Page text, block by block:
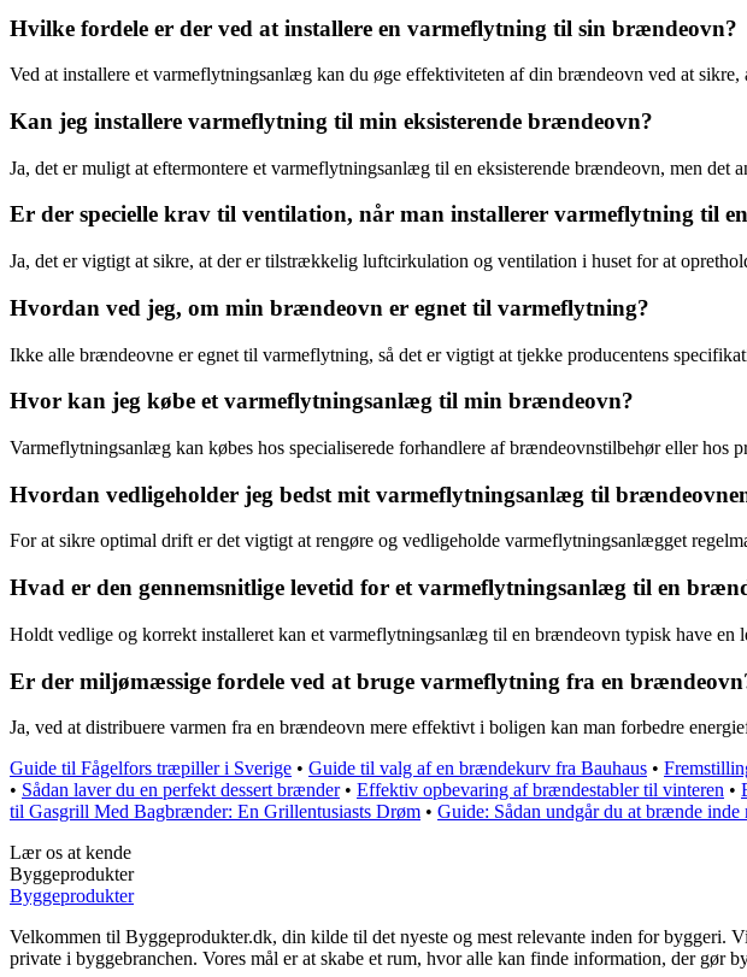
Hvilke fordele er der ved at installere en varmeflytning til sin brændeovn?
Ved at installere et varmeflytningsanlæg kan du øge effektiviteten af din brændeovn ved at
Kan jeg installere varmeflytning til min eksisterende brændeovn?
Ja, det er muligt at eftermontere et varmeflytningsanlæg til en eksisterende brændeovn, men det
Er der specielle krav til ventilation, når man installerer varmeflytning til
Ja, det er vigtigt at sikre, at der er tilstrækkelig luftcirkulation og ventilation i huset for at
Hvordan ved jeg, om min brændeovn er egnet til varmeflytning?
Ikke alle brændeovne er egnet til varmeflytning, så det er vigtigt at tjekke producentens
Hvor kan jeg købe et varmeflytningsanlæg til min brændeovn?
Varmeflytningsanlæg kan købes hos specialiserede forhandlere af brændeovnstilbehør eller hos
Hvordan vedligeholder jeg bedst mit varmeflytningsanlæg til
For at sikre optimal drift er det vigtigt at rengøre og vedligeholde varmeflytningsanlægget
Hvad er den gennemsnitlige levetid for et varmeflytningsanlæg til en
Holdt vedlige og korrekt installeret kan et varmeflytningsanlæg til en brændeovn typisk have en
Er der miljømæssige fordele ved at bruge varmeflytning fra en
Ja, ved at distribuere varmen fra en brændeovn mere effektivt i boligen kan man forbedre
Guide til Fågelfors træpiller i Sverige • Guide til valg af en brændekurv fra Bauhaus •
• Sådan laver du en perfekt dessert brænder• Effektiv opbevaring af brændestabler til vinteren •
til Gasgrill Med Bagbrænder: En Grillentusiasts Drøm • Guide: Sådan undgår du at brænde inde
Lær os at kende
Byggeprodukter
Byggeprodukter
Velkommen til Byggeprodukter.dk, din kilde til det nyeste og mest relevante inden for byggeri.
private i byggebranchen. Vores mål er at skabe et rum, hvor alle kan finde information, der gør